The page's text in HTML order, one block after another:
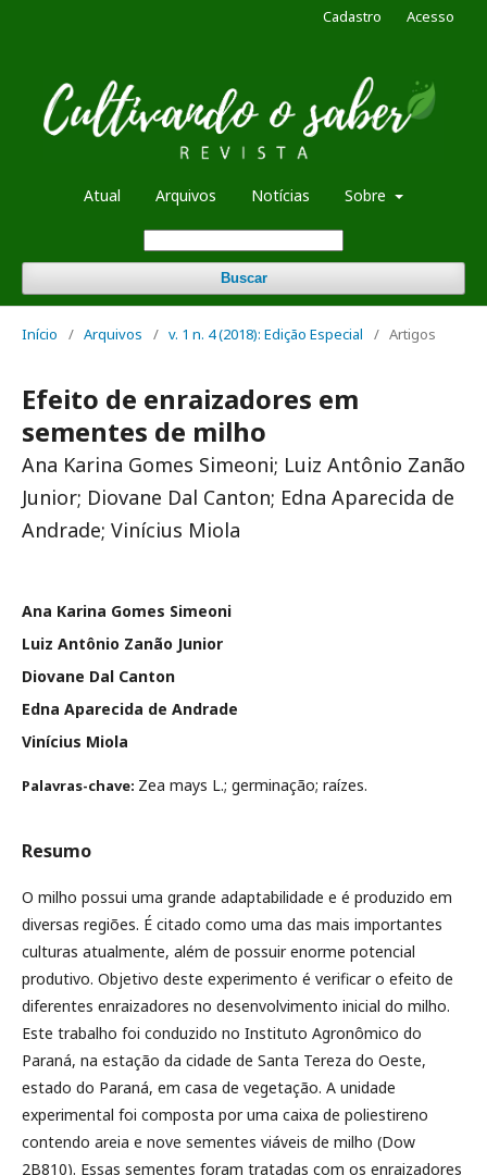
Atual Arquivos Notícias Sobre
Buscar
Cadastro Acesso
Início / Arquivos / v. 1 n. 4 (2018): Edição Especial / Artigos
Efeito de enraizadores em
sementes de milho
Ana Karina Gomes Simeoni; Luiz Antônio Zanão
Junior; Diovane Dal Canton; Edna Aparecida de
Andrade; Vinícius Miola
Ana Karina Gomes Simeoni
Luiz Antônio Zanão Junior
Diovane Dal Canton
Edna Aparecida de Andrade
Vinícius Miola
Palavras-chave: Zea mays L.; germinação; raízes.
Resumo
O milho possui uma grande adaptabilidade e é produzido em
diversas regiões. É citado como uma das mais importantes
culturas atualmente, além de possuir enorme potencial
produtivo. Objetivo deste experimento é verificar o efeito de
diferentes enraizadores no desenvolvimento inicial do milho.
Este trabalho foi conduzido no Instituto Agronômico do
Paraná, na estação da cidade de Santa Tereza do Oeste,
estado do Paraná, em casa de vegetação. A unidade
experimental foi composta por uma caixa de poliestireno
contendo areia e nove sementes viáveis de milho (Dow
2B810). Essas sementes foram tratadas com os enraizadores